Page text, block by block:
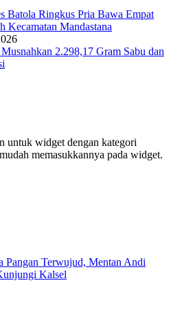
Batola Ringkus Pria Bawa Empat
Kecamatan Mandastana
2.298,17 Gram Sabu dan
untuk widget dengan kategori
memasukkannya pada widget.
Pangan Terwujud, Mentan Andi
Kalsel